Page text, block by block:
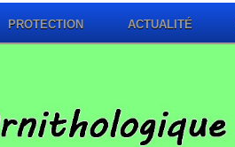
PROTECTION ACTUALITÉ